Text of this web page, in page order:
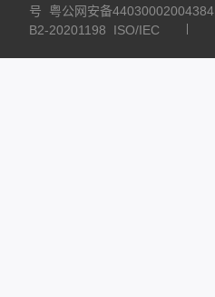
号
粤公网安备44030002004384
B2-20201198
ISO/IEC